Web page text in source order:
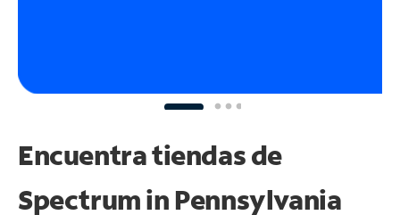
Encuentra tiendas de
Spectrumin Pennsylvania